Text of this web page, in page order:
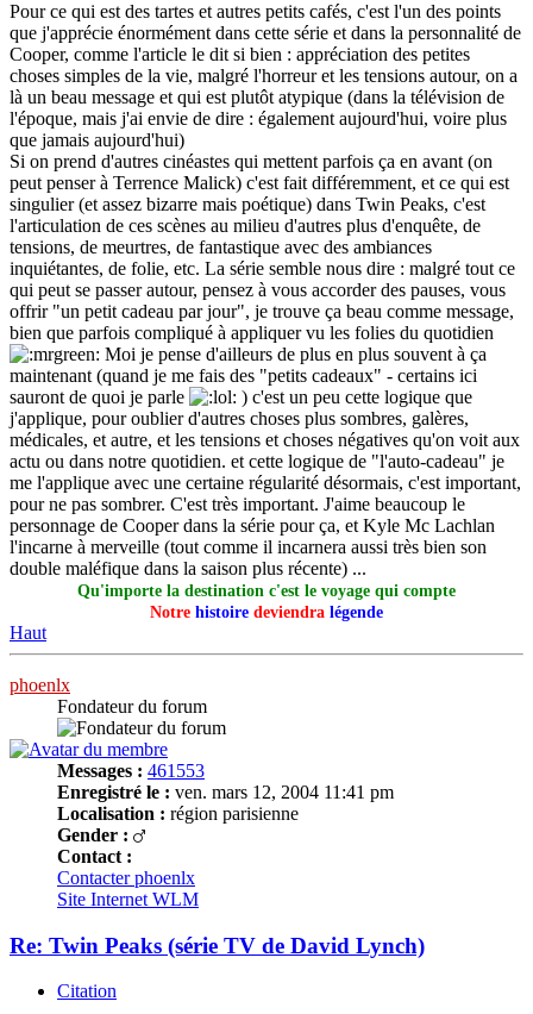
Pour ce qui est des tartes et autres petits cafés, c'est l'un des points
que j'apprécie énormément dans cette série et dans la personnalité de
Cooper, comme l'article le dit si bien : appréciation des petites
choses simples de la vie, malgré l'horreur et les tensions autour, on a
là un beau message et qui est plutôt atypique (dans la télévision de
l'époque, mais j'ai envie de dire : également aujourd'hui, voire plus
que jamais aujourd'hui)
Si on prend d'autres cinéastes qui mettent parfois ça en avant (on
peut penser à Terrence Malick) c'est fait différemment, et ce qui est
singulier (et assez bizarre mais poétique) dans Twin Peaks, c'est
l'articulation de ces scènes au milieu d'autres plus d'enquête, de
tensions, de meurtres, de fantastique avec des ambiances
inquiétantes, de folie, etc. La série semble nous dire : malgré tout ce
qui peut se passer autour, pensez à vous accorder des pauses, vous
offrir "un petit cadeau par jour", je trouve ça beau comme message,
bien que parfois compliqué à appliquer vu les folies du quotidien
Moi je pense d'ailleurs de plus en plus souvent à ça
maintenant (quand je me fais des "petits cadeaux" - certains ici
sauront de quoi je parle
) c'est un peu cette logique que
j'applique, pour oublier d'autres choses plus sombres, galères,
médicales, et autre, et les tensions et choses négatives qu'on voit aux
actu ou dans notre quotidien. et cette logique de "l'auto-cadeau" je
me l'applique avec une certaine régularité désormais, c'est important,
pour ne pas sombrer. C'est très important. J'aime beaucoup le
personnage de Cooper dans la série pour ça, et Kyle Mc Lachlan
l'incarne à merveille (tout comme il incarnera aussi très bien son
double maléfique dans la saison plus récente) ...
Qu'importe la destination c'est le voyage qui compte
Notre histoire deviendra légende
Haut
phoenlx
Fondateur du forum
Messages : 461553
Enregistré le : ven. mars 12, 2004 11:41 pm
Localisation : région parisienne
Gender :
Contact :
Contacter phoenlx
Site Internet WLM
Re: Twin Peaks (série TV de David Lynch)
Citation